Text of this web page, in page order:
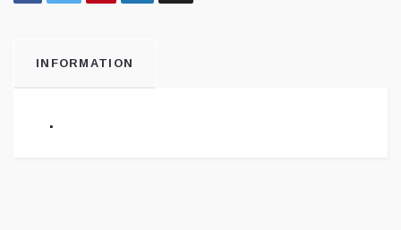
INFORMATION
.